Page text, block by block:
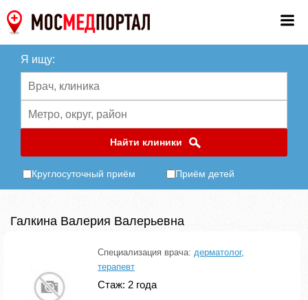
Я ищу:
Найти клиники
Круглосуточный приём Приём детей
Галкина Валерия Валерьевна
Специализация врача: дерматолог,
терапевт
Стаж: 2 года